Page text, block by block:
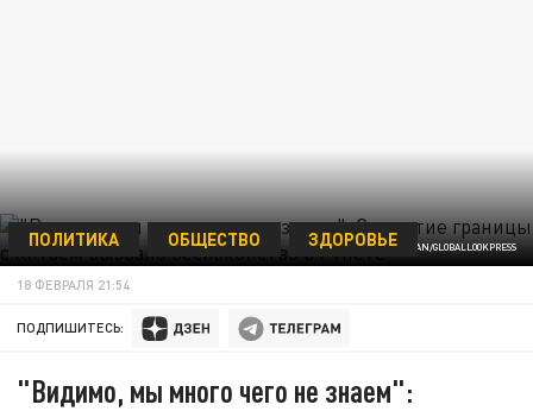
ФОТО: LU BOAN/GLOBALLOOKPRESS
ПОЛИТИКА ОБЩЕСТВО ЗДОРОВЬЕ
18 ФЕВРАЛЯ 21:54
ПОДПИШИТЕСЬ:
"Видимо, мы много чего не знаем":